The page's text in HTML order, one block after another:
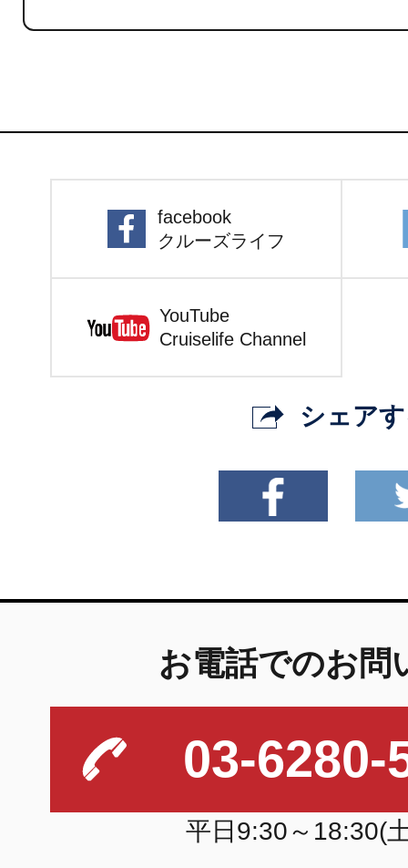
facebook
クルーズライフ
YouTube
Cruiselife Channel
シェア
お電話でのお問
03-6280-
平日9:30～18:30(